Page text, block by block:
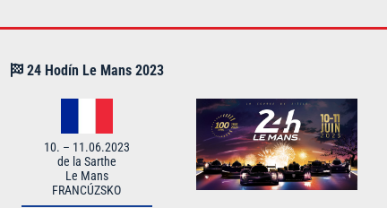
24 Hodín Le Mans 2023
10. – 11.06.2023
de la Sarthe
Le Mans
FRANCÚZSKO